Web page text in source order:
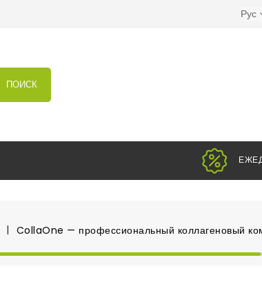
Рус
ПОИСК
ЕЖ
CollaOne — профессиональный коллагеновый